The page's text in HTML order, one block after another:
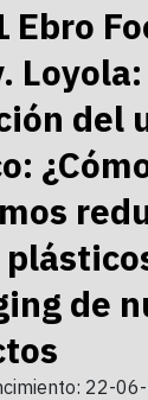
Ebro
Loyola:
del
de
22-